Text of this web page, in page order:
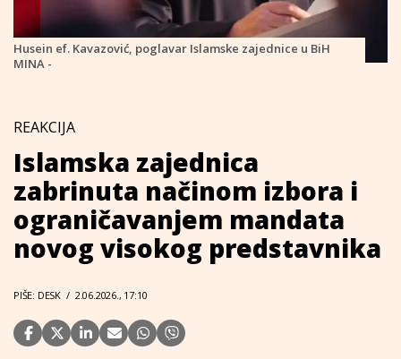
Husein ef. Kavazović, poglavar Islamske zajednice u BiH
MINA -
REAKCIJA
Islamska zajednica
zabrinuta načinom izbora i
ograničavanjem mandata
novog visokog predstavnika
PIŠE: DESK / 2.06.2026., 17:10